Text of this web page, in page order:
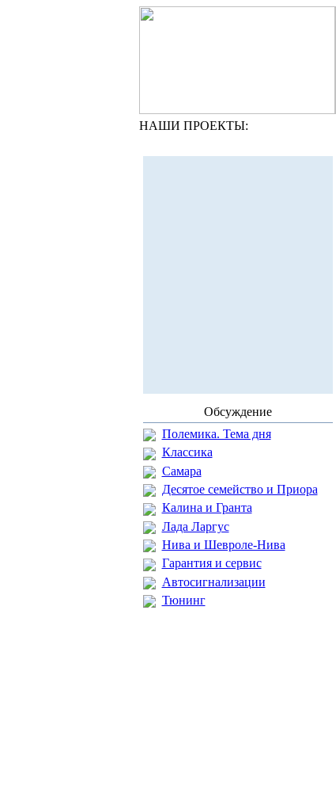
НАШИ ПРОЕКТЫ:
Обсуждение
Полемика. Тема дня
Классика
Самара
Десятое семейство и Приора
Калина и Гранта
Лада Ларгус
Нива и Шевроле-Нива
Гарантия и сервис
Автосигнализации
Тюнинг